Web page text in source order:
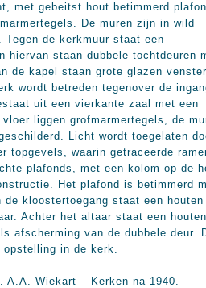
met gebeitst hout betimmerd
De muren zijn in wild
de kerkmuur staat een
hiervan staan dubbele tochtdeuren
de kapel staan grote glazen
wordt betreden tegenover de
uit een vierkante zaal met een
liggen grofmarmertegels, de
Licht wordt toegelaten
topgevels, waarin getraceerde
plafonds, met een kolom op de
Het plafond is betimmerd
kloostertoegang staat een houten
Achter het altaar staat een houten
afscherming van de dubbele deur.
in de kerk.
A.A. Wiekart – Kerken na 1940.